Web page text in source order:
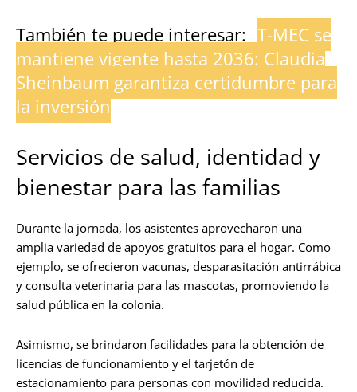
También te puede interesar: T-MEC se
mantiene vigente hasta 2036: Claudia
Sheinbaum garantiza certidumbre para
la inversión
Servicios de salud, identidad y
bienestar para las familias
Durante la jornada, los asistentes aprovecharon una
amplia variedad de apoyos gratuitos para el hogar. Como
ejemplo, se ofrecieron vacunas, desparasitación antirrábica
y consulta veterinaria para las mascotas, promoviendo la
salud pública en la colonia.
Asimismo, se brindaron facilidades para la obtención de
licencias de funcionamiento y el tarjetón de
estacionamiento para personas con movilidad reducida.